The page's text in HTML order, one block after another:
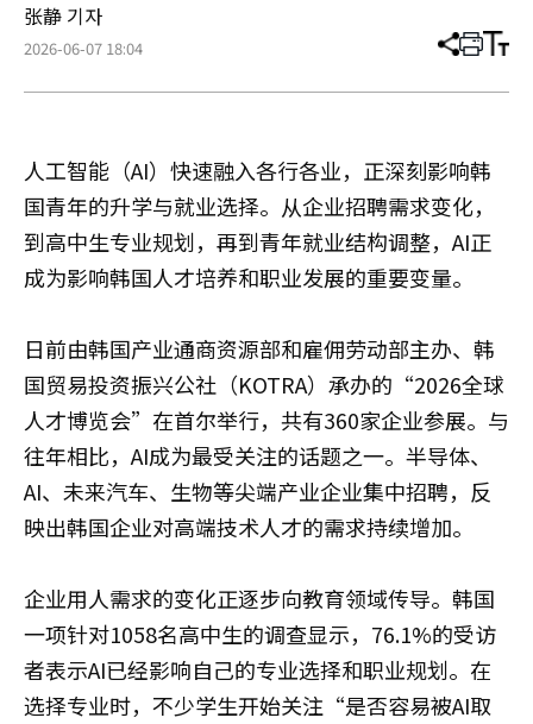
张静 기자
2026-06-07 18:04 分
章
打 调
小
人工智能（AI）快速融入各行各业，正深刻影响韩
国青年的升学与就业选择。从企业招聘需求变化，
到高中生专业规划，再到青年就业结构调整，AI正
成为影响韩国人才培养和职业发展的重要变量。
日前由韩国产业通商资源部和雇佣劳动部主办、韩
国贸易投资振兴公社（KOTRA）承办的“2026全球
人才博览会”在首尔举行，共有360家企业参展。与
往年相比，AI成为最受关注的话题之一。半导体、
AI、未来汽车、生物等尖端产业企业集中招聘，反
映出韩国企业对高端技术人才的需求持续增加。
企业用人需求的变化正逐步向教育领域传导。韩国
一项针对1058名高中生的调查显示，76.1%的受访
者表示AI已经影响自己的专业选择和职业规划。在
选择专业时，不少学生开始关注“是否容易被AI取